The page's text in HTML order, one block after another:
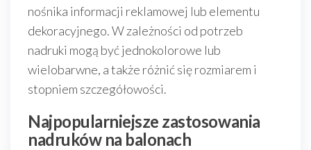
nośnika informacji reklamowej lub elementu
dekoracyjnego. W zależności od potrzeb
nadruki mogą być jednokolorowe lub
wielobarwne, a także różnić się rozmiarem i
stopniem szczegółowości.
Najpopularniejsze zastosowania
nadruków na balonach